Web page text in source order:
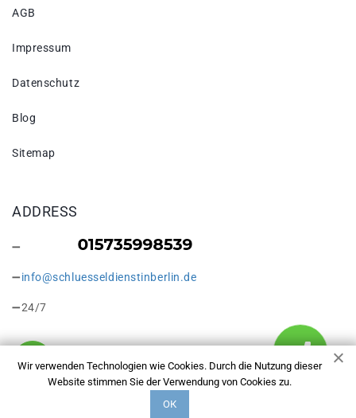
Wir verwenden Technologien wie Cookies. Durch die Nutzung dieser
Website stimmen Sie der Verwendung von Cookies zu.
ОК
AGB
Impressum
Datenschutz
Blog
Sitemap
ADDRESS
info@schluesseldienstinberlin.de
24/7
Copyright © 2026 Datenschutz – Schlüsseldienst Berlin. Alle